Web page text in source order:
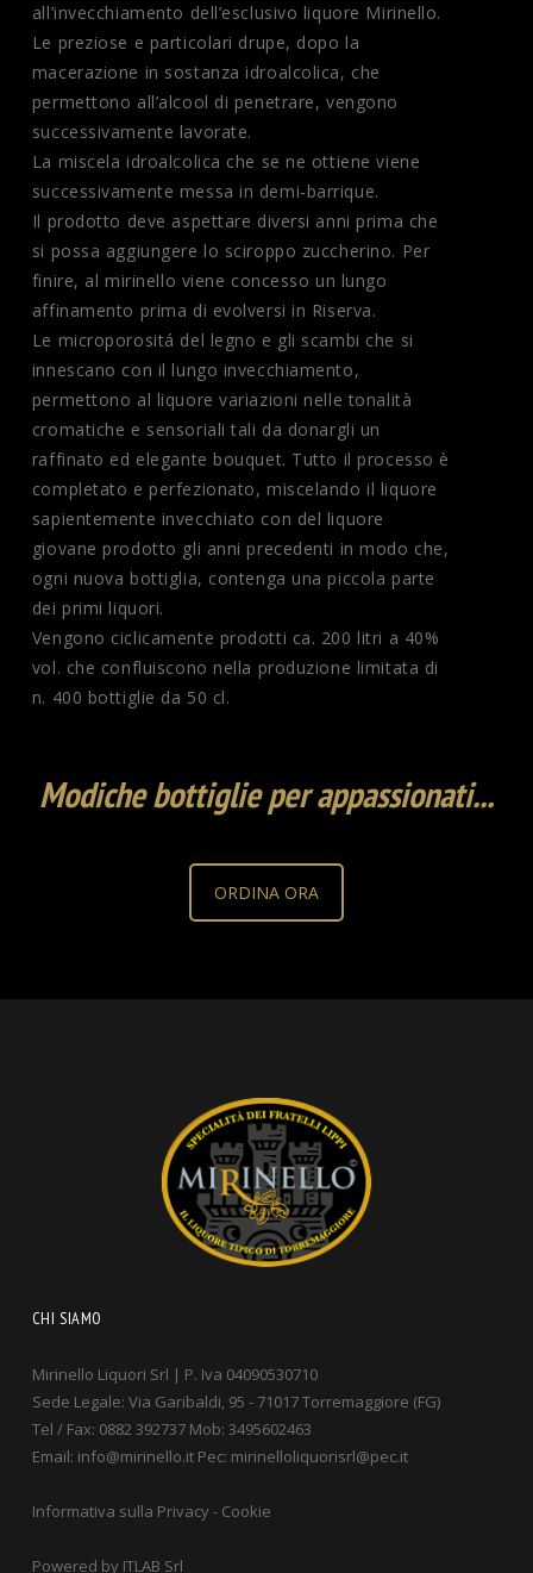
all’invecchiamento dell’esclusivo liquore Mirinello.
Le preziose e particolari drupe, dopo la
macerazione in sostanza idroalcolica, che
permettono all’alcool di penetrare, vengono
successivamente lavorate.
La miscela idroalcolica che se ne ottiene viene
successivamente messa in demi-barrique.
Il prodotto deve aspettare diversi anni prima che
si possa aggiungere lo sciroppo zuccherino. Per
finire, al mirinello viene concesso un lungo
affinamento prima di evolversi in Riserva.
Le microporositá del legno e gli scambi che si
innescano con il lungo invecchiamento,
permettono al liquore variazioni nelle tonalità
cromatiche e sensoriali tali da donargli un
raffinato ed elegante bouquet. Tutto il processo è
completato e perfezionato, miscelando il liquore
sapientemente invecchiato con del liquore
giovane prodotto gli anni precedenti in modo che,
ogni nuova bottiglia, contenga una piccola parte
dei primi liquori.
Vengono ciclicamente prodotti ca. 200 litri a 40%
vol. che confluiscono nella produzione limitata di
n. 400 bottiglie da 50 cl.
Modiche bottiglie per appassionati...
ORDINA ORA
CHI SIAMO
Mirinello Liquori Srl | P. Iva 04090530710
Sede Legale: Via Garibaldi, 95 - 71017 Torremaggiore (FG)
Tel / Fax: 0882 392737 Mob: 3495602463
Email: info@mirinello.it Pec: mirinelloliquorisrl@pec.it
Informativa sulla Privacy- Cookie
Powered by ITLAB Srl